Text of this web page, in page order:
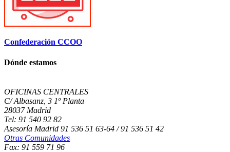
Confederación CCOO
Dónde estamos
OFICINAS CENTRALES
C/ Albasanz, 3 1º Planta
28037 Madrid
Tel: 91 540 92 82
Asesoría Madrid 91 536 51 63-64 / 91 536 51 42
Otras Comunidades
Fax: 91 559 71 96